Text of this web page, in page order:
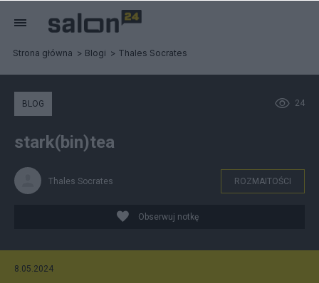
Strona główna Blogi Thales Socrates
24
BLOG
stark(bin)tea
Thales Socrates ROZMAITOŚCI
Obserwuj notkę
8.05.2024